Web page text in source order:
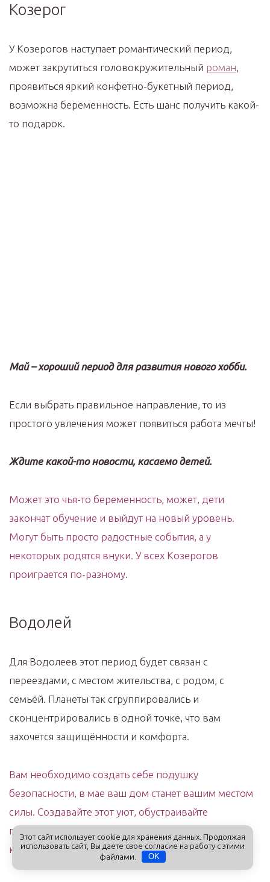
Козерог
У Козерогов наступает романтический период,
может закрутиться головокружительный роман,
проявиться яркий конфетно-букетный период,
возможна беременность. Есть шанс получить какой-
то подарок.
Май – хороший период для развития нового хобби.
Если выбрать правильное направление, то из
простого увлечения может появиться работа мечты!
Ждите какой-то новости, касаемо детей.
Может это чья-то беременность, может, дети
закончат обучение и выйдут на новый уровень.
Могут быть просто радостные события, а у
некоторых родятся внуки. У всех Козерогов
проиграется по-разному.
Водолей
Для Водолеев этот период будет связан с
переездами, с местом жительства, с родом, с
семьёй. Планеты так сгруппировались и
сконцентрировались в одной точке, что вам
захочется защищённости и комфорта.
Вам необходимо создать себе подушку
безопасности, в мае ваш дом станет вашим местом
силы. Создавайте этот уют, обустраивайте
пространство, в котором вам будет надёжно и
комфортно находится.
Этот сайт использует cookie для хранения данных. Продолжая
использовать сайт, Вы даете свое согласие на работу с этими
файлами.
OK